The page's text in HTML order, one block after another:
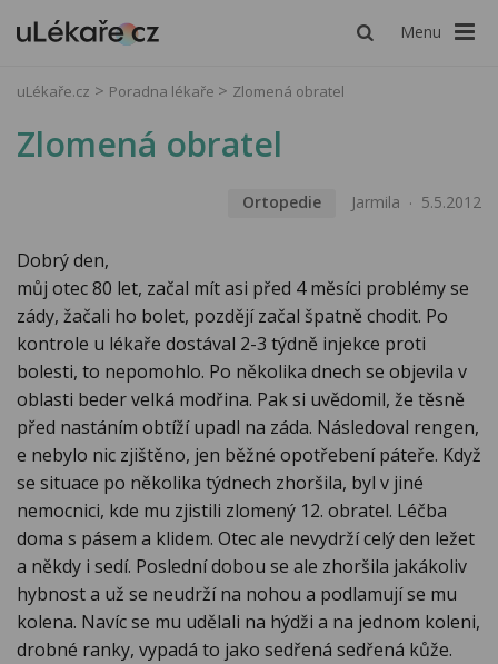
Menu
uLékaře.cz Poradna lékaře Zlomená obratel
Zlomená obratel
Ortopedie Jarmila 5.5.2012
Dobrý den,
můj otec 80 let, začal mít asi před 4 měsíci problémy se
zády, žačali ho bolet, pozdějí začal špatně chodit. Po
kontrole u lékaře dostával 2-3 týdně injekce proti
bolesti, to nepomohlo. Po několika dnech se objevila v
oblasti beder velká modřina. Pak si uvědomil, že těsně
před nastáním obtíží upadl na záda. Následoval rengen,
e nebylo nic zjištěno, jen běžné opotřebení páteře. Když
se situace po několika týdnech zhoršila, byl v jiné
nemocnici, kde mu zjistili zlomený 12. obratel. Léčba
doma s pásem a klidem. Otec ale nevydrží celý den ležet
a někdy i sedí. Poslední dobou se ale zhoršila jakákoliv
hybnost a už se neudrží na nohou a podlamují se mu
kolena. Navíc se mu udělali na hýdži a na jednom koleni,
drobné ranky, vypadá to jako sedřená sedřená kůže.